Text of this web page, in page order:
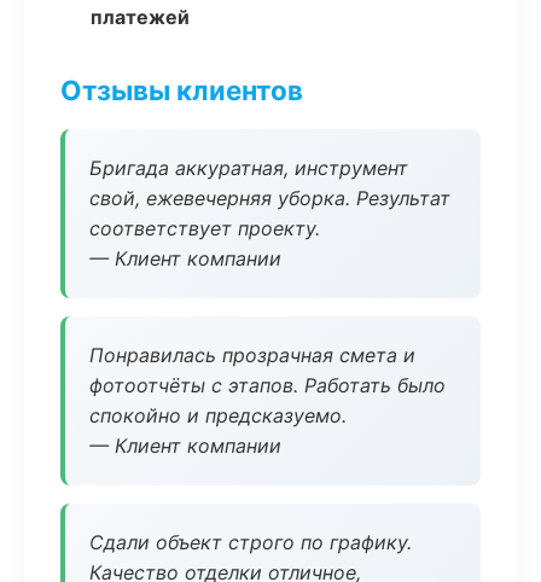
платежей
Отзывы клиентов
Бригада аккуратная, инструмент
свой, ежевечерняя уборка. Результат
соответствует проекту.
— Клиент компании
Понравилась прозрачная смета и
фотоотчёты с этапов. Работать было
спокойно и предсказуемо.
— Клиент компании
Сдали объект строго по графику.
Качество отделки отличное,